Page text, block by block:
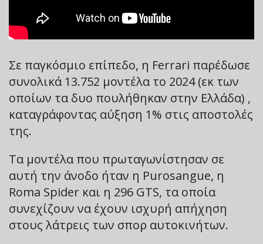
Σε παγκόσμιο επίπεδο, η Ferrari παρέδωσε
συνολικά 13.752 μοντέλα το 2024 (εκ των
οποίων τα δυο πουλήθηκαν στην Ελλάδα) ,
καταγράφοντας αύξηση 1% στις αποστολές
της.
Τα μοντέλα που πρωταγωνίστησαν σε
αυτή την άνοδο ήταν η Purosangue, η
Roma Spider και η 296 GTS, τα οποία
συνεχίζουν να έχουν ισχυρή απήχηση
στους λάτρεις των σπορ αυτοκινήτων.